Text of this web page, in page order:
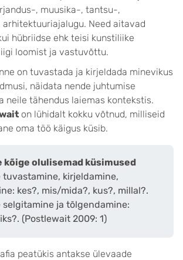
, muusika-, tantsu-,
Need aitavad
hübriidse ehk teisi kunstiliike
loomist ja vastuvõttu.
on tuvastada ja kirjeldada minevikus
näidata nende juhtumise
neile tähendus laiemas kontekstis.
on lühidalt kokku võtnud, milliseid
oma töö käigus küsib.
kõige olulisemad küsimused
tuvastamine, kirjeldamine,
kes?, mis/mida?, kus?, millal?.
selgitamine ja tõlgendamine:
(Postlewait 2009: 1)
peatükis antakse ülevaade